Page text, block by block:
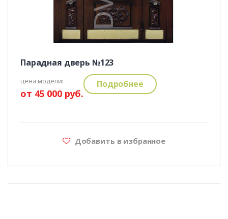
Парадная дверь №123
цена модели:
от 45 000 руб.
Подробнее
Добавить в избранное